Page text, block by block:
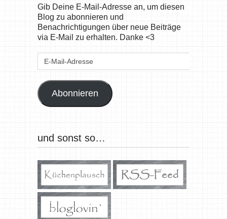
Gib Deine E-Mail-Adresse an, um diesen
Blog zu abonnieren und
Benachrichtigungen über neue Beiträge
via E-Mail zu erhalten. Danke <3
E-
Abonnieren
und sonst so…